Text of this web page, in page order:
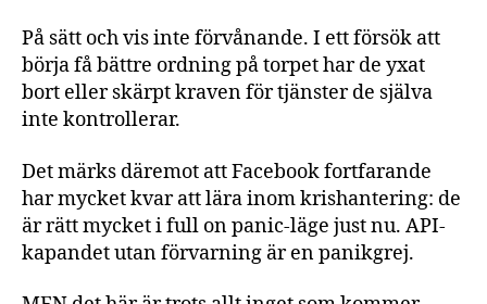
På sätt och vis inte förvånande. I ett försök att
börja få bättre ordning på torpet har de yxat
bort eller skärpt kraven för tjänster de själva
inte kontrollerar.
Det märks däremot att Facebook fortfarande
har mycket kvar att lära inom krishantering: de
är rätt mycket i full on panic-läge just nu. API-
kapandet utan förvarning är en panikgrej.